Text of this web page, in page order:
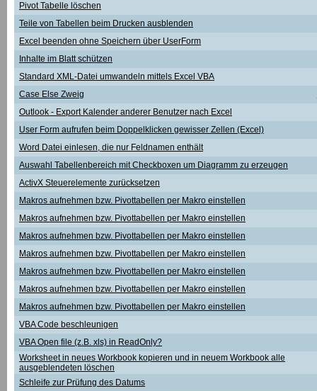
Pivot Tabelle löschen
Teile von Tabellen beim Drucken ausblenden
Excel beenden ohne Speichern über UserForm
Inhalte im Blatt schützen
Standard XML-Datei umwandeln mittels Excel VBA
Case Else Zweig
Outlook - Export Kalender anderer Benutzer nach Excel
User Form aufrufen beim Doppelklicken gewisser Zellen (Excel)
Word Datei einlesen, die nur Feldnamen enthält
Auswahl Tabellenbereich mit Checkboxen um Diagramm zu erzeugen
ActivX Steuerelemente zurücksetzen
Makros aufnehmen bzw. Pivottabellen per Makro einstellen
Makros aufnehmen bzw. Pivottabellen per Makro einstellen
Makros aufnehmen bzw. Pivottabellen per Makro einstellen
Makros aufnehmen bzw. Pivottabellen per Makro einstellen
Makros aufnehmen bzw. Pivottabellen per Makro einstellen
Makros aufnehmen bzw. Pivottabellen per Makro einstellen
Makros aufnehmen bzw. Pivottabellen per Makro einstellen
VBA Code beschleunigen
VBA Open file (z.B. xls) in ReadOnly?
Worksheet in neues Workbook kopieren und in neuem Workbook alle
ausgeblendeten löschen
Schleife zur Prüfung des Datums